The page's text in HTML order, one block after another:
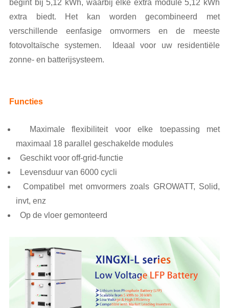
begint bij 5,12 kWh, waarbij elke extra module 5,12 kWh
extra biedt. Het kan worden gecombineerd met
verschillende eenfasige omvormers en de meeste
fotovoltaïsche systemen.
Ideaal voor uw residentiële
zonne- en batterijsysteem.
Functies
Maximale flexibiliteit voor elke toepassing met
maximaal 18 parallel geschakelde modules
Geschikt voor off-grid-functie
Levensduur van 6000 cycli
Compatibel met omvormers zoals GROWATT, Solid,
invt, enz
Op de vloer gemonteerd